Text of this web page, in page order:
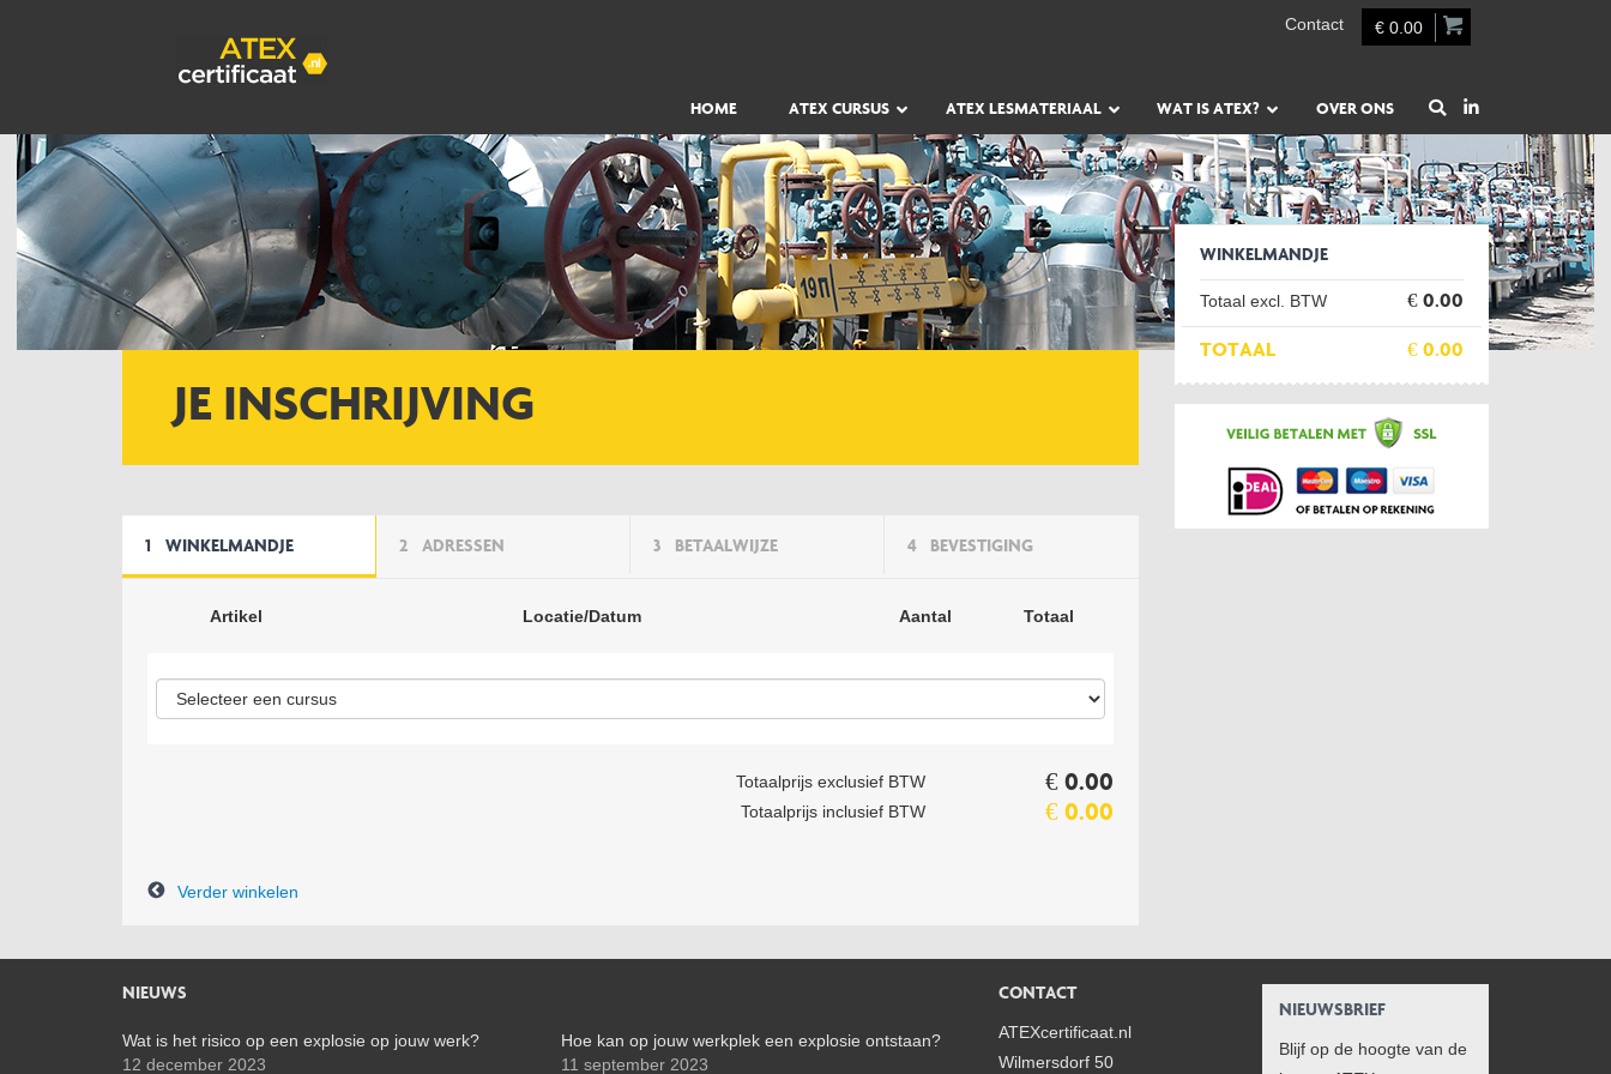
Contact € 0.00
HOME ATEX CURSUS ATEX LESMATERIAAL WAT IS ATEX? OVER ONS
JE INSCHRIJVING
1 WINKELMANDJE 2 ADRESSEN 3 BETAALWIJZE 4 BEVESTIGING
Artikel Locatie/Datum Aantal Totaal
Totaalprijs exclusief BTW € 0.00
Totaalprijs inclusief BTW € 0.00
Verder winkelen
WINKELMANDJE
Totaal excl. BTW € 0.00
TOTAAL € 0.00
NIEUWS
Wat is het risico op een explosie op jouw werk?
12 december 2023
Hoe kan op jouw werkplek een explosie ontstaan?
11 september 2023
CONTACT
ATEXcertificaat.nl
Wilmersdorf 50
NIEUWSBRIEF
Blijf op de hoogte van de